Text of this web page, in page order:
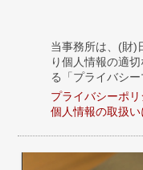
当事務所は、(財)
り個人情報の適
る「プライバシー
プライバシーポ
個人情報の取扱